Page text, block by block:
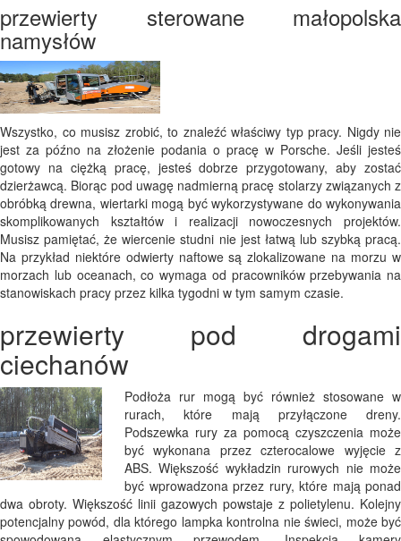
przewierty sterowane małopolska
namysłów
Wszystko, co musisz zrobić, to znaleźć właściwy typ pracy. Nigdy nie
jest za późno na złożenie podania o pracę w Porsche. Jeśli jesteś
gotowy na ciężką pracę, jesteś dobrze przygotowany, aby zostać
dzierżawcą. Biorąc pod uwagę nadmierną pracę stolarzy związanych z
obróbką drewna, wiertarki mogą być wykorzystywane do wykonywania
skomplikowanych kształtów i realizacji nowoczesnych projektów.
Musisz pamiętać, że wiercenie studni nie jest łatwą lub szybką pracą.
Na przykład niektóre odwierty naftowe są zlokalizowane na morzu w
morzach lub oceanach, co wymaga od pracowników przebywania na
stanowiskach pracy przez kilka tygodni w tym samym czasie.
przewierty pod drogami
ciechanów
Podłoża rur mogą być również stosowane w
rurach, które mają przyłączone dreny.
Podszewka rury za pomocą czyszczenia może
być wykonana przez czterocalowe wyjęcie z
ABS. Większość wykładzin rurowych nie może
być wprowadzona przez rury, które mają ponad
dwa obroty. Większość linii gazowych powstaje z polietylenu. Kolejny
potencjalny powód, dla którego lampka kontrolna nie świeci, może być